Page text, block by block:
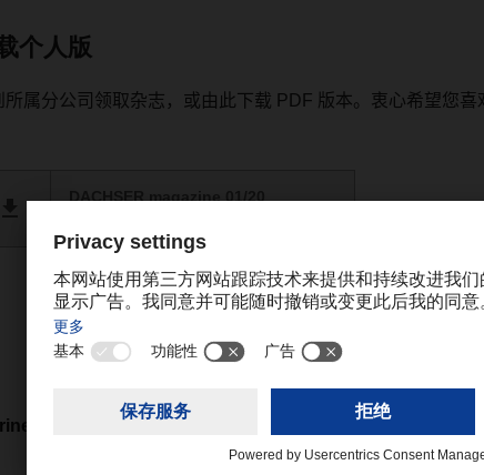
个人版
所属分公司领取杂志，或由此下载 PDF 版本。衷心希望您喜
Cheng katrine.cheng@dachser.com